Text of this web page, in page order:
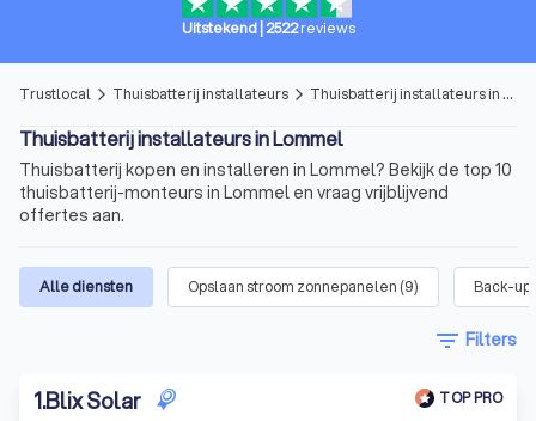
Uitstekend| 2522 reviews
Trustlocal arrow_forward_ios Thuisbatterij installateurs arrow_forward_ios Thuisbatterij installateurs in Lommel
Thuisbatterij installateurs in Lommel
Thuisbatterij kopen en installeren in Lommel? Bekijk de top 10
thuisbatterij-monteurs in Lommel en vraag vrijblijvend
offertes aan.
Alle diensten Opslaan stroom zonnepanelen (9) Back-up
filter_list Filters
1.Blix Solar TOP PRO